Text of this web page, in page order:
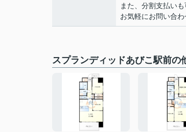
また、分割支払い
お気軽にお問い合
スプランディッドあびこ駅前の